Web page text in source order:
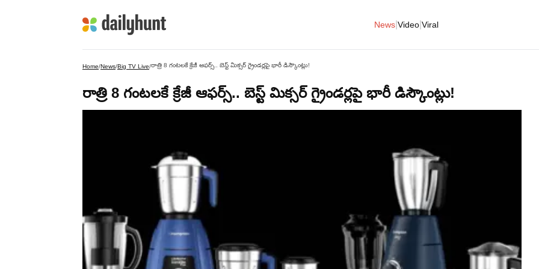
News Video Viral
Home/News/Big TV Live/రాత్రి 8 గంటలకే క్రేజీ ఆఫర్స్.. బెస్ట్ మిక్సర్ గ్రైండర్లపై భారీ డిస్కౌంట్లు!
రాత్రి 8 గంటలకే క్రేజీ ఆఫర్స్.. బెస్ట్ మిక్సర్ గ్రైండర్లపై భారీ డిస్కౌంట్లు!